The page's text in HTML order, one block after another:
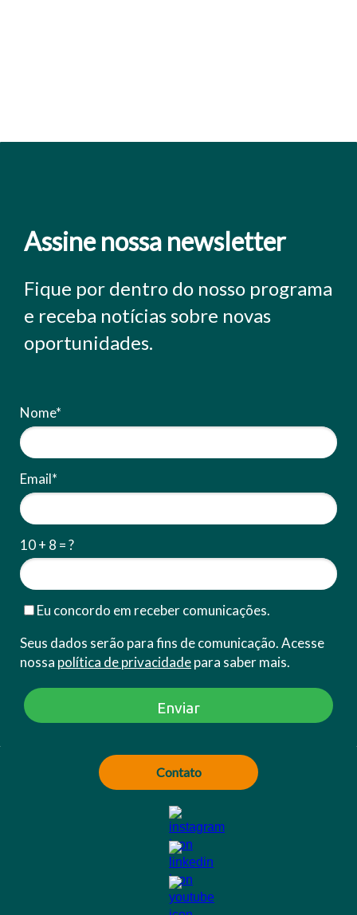
Assine nossa newsletter
Fique por dentro do nosso programa
e receba notícias sobre novas
oportunidades.
Nome*
Email*
10 + 8 = ?
Eu concordo em receber comunicações.
Seus dados serão para fins de comunicação. Acesse
nossa política de privacidadepara saber mais.
Enviar
Contato